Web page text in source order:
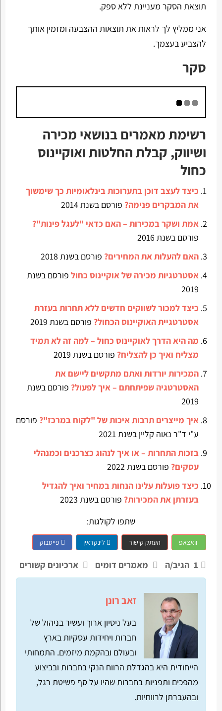
תוצאת הסקר מעניינת ללא ספק.
אני ממליץ לך לראות את תוצאות ההצבעה ומזמין אותך
להצביע בעצמך.
סקר
רשימת מאמרים בנושאי מכירה
ושיווק, קבלת החלטות ואוקיינוס
כחול
כיצד לעצב דוכן בתערוכות בינלאומיות כך שימשוך
את המבקרים פנימה? פורסם בשנת 2014
אמת ושקר במכירות – האם כדאי "לעגל פינות"?
פורסם בשנת 2016
האם להעלות את המחירים? פורסם בשנת 2018
אסטרטגיות מכירה של אוקיינוס כחולפורסם בשנת
2019
כיצד למכור לשווקים חדשים ללא תחרות בעזרת
אסטרטגיית האוקיינוס הכחול? פורסם בשנת 2019
מה היא הדרך לאוקיינוס כחול – למה זה לא תמיד
מצליח ואיך כן להצליח? פורסם בשנת 2019
המכירות יורדות ואתם מתקשים ליישם את
האסטרטגיה שפיתחתם – איך לפעול? פורסם בשנת
2019
איך מייצרים תרבות איכות של "לקוח במרכז"? פורסם
ע"י ד"ר נאוה קליין בשנת 2021
בזכות התחרות – או איך לנהוג כצרכנים וכמנהלי
עסקים? פורסם בשנת 2022
כיצד פועלות עלינו הנחות במחיר ואיך להגדיל
בעזרתן את המכירות? פורסם בשנת 2023
שתפו לקולגות:
וואצאפ העתק קישור לינקדאין פייסבוק
1 הגיב/ה מאמרים דומים ארכיונים קשורים
זאב רונן
בעל ניסיון ארוך ועשיר בניהול של
חברות ויחידות עסקיות בארץ
ובעולם ובהקמת מיזמים. התמחותי
הייחודית היא בהגדלת הרווח הנקי בחברות ובביצוע
מהפכים ותפניות בחברות שהיו על סף פשיטת רגל,
ובהעברתן לרווחיות.